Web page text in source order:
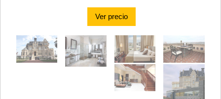
Ver precio